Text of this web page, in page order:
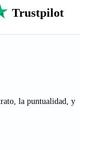
Trustpilot
la puntualidad, y